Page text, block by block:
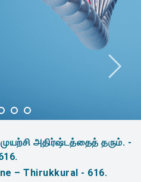
முயற்சி அதிர்ஷ்டத்தைத் தரும். -
– Thirukkural - 616.